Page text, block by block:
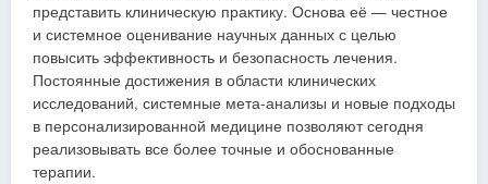
представить клиническую практику. Основа её — честное
и системное оценивание научных данных с целью
повысить эффективность и безопасность лечения.
Постоянные достижения в области клинических
исследований, системные мета-анализы и новые подходы
в персонализированной медицине позволяют сегодня
реализовывать все более точные и обоснованные
терапии.